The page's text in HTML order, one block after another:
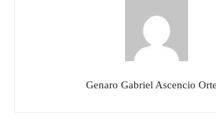
Genaro Gabriel Ascencio